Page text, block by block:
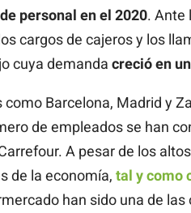
personal en el 2020. Ante
cargos de cajeros y los
cuya demanda creció en
como Barcelona, Madrid y
de empleados se han
A pesar de los
de la economía, tal y como
han sido una de